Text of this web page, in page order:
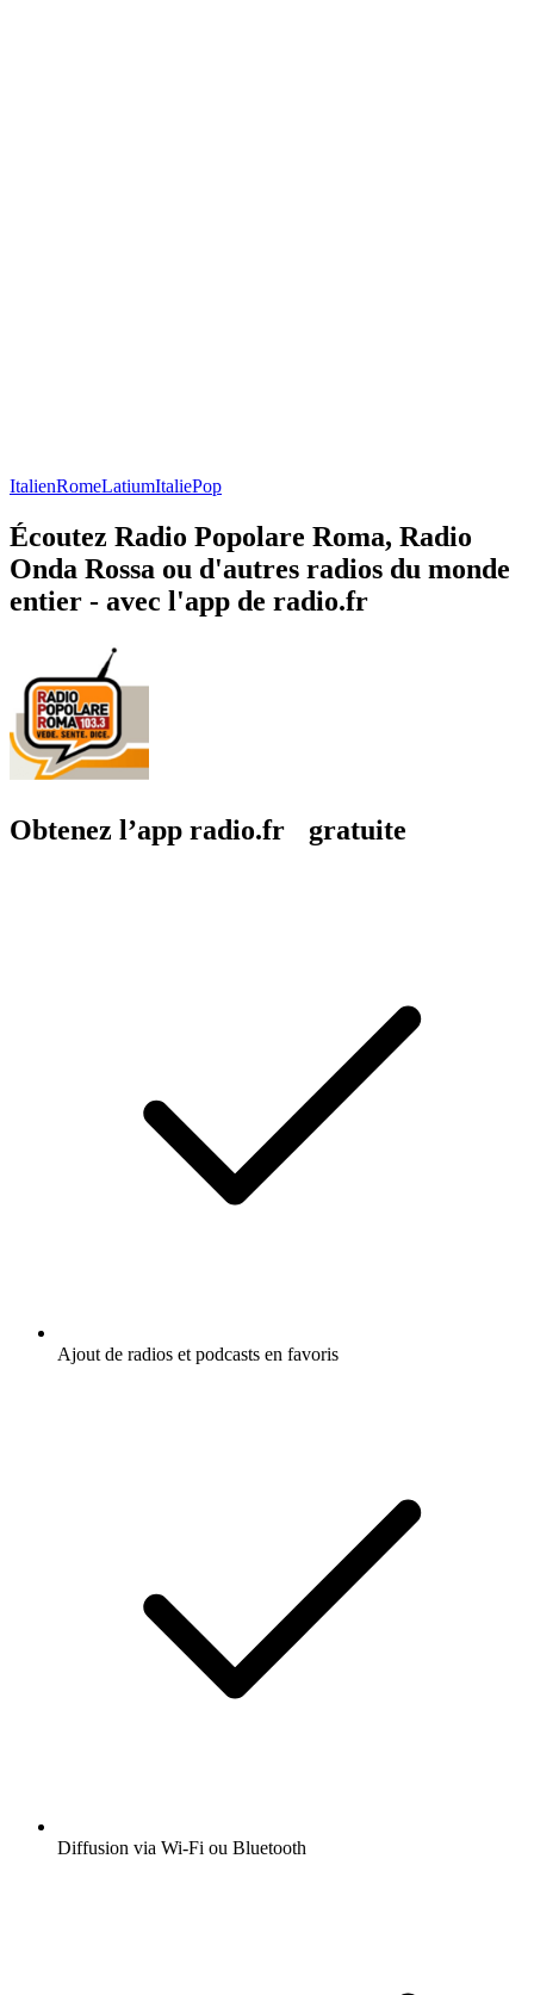
ItalienRomeLatiumItaliePop
Écoutez Radio Popolare Roma, Radio
Onda Rossa ou d'autres radios du monde
entier - avec l'app de radio.fr
Obtenez l’app radio.fr gratuite
Ajout de radios et podcasts en favoris
Diffusion via Wi-Fi ou Bluetooth